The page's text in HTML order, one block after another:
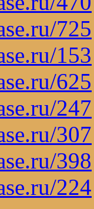
725
153
625
247
307
398
224